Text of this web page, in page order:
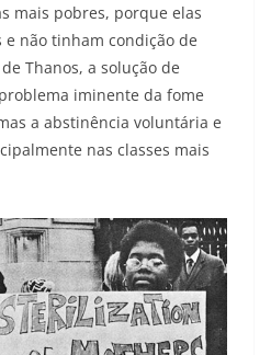
mais pobres, porque elas
não tinham condição de
Thanos, a solução de
iminente da fome
a abstinência voluntária e
nas classes mais